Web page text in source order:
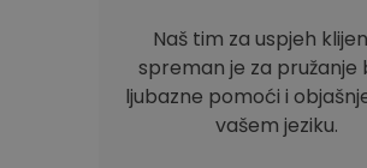
Naš tim za uspjeh
spreman je za pružanje
ljubazne pomoći i
vašem jeziku.